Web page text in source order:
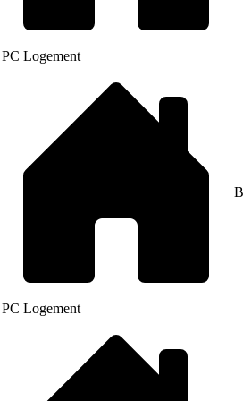
PC Logement
PC Logement